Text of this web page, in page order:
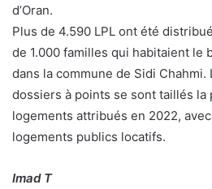
d’Oran.
Plus de 4.590 LPL ont été
de 1.000 familles qui habitaient le
dans la commune de Sidi
dossiers à points se sont taillés la
logements attribués en 2022,
logements publics locatifs.
Imad T